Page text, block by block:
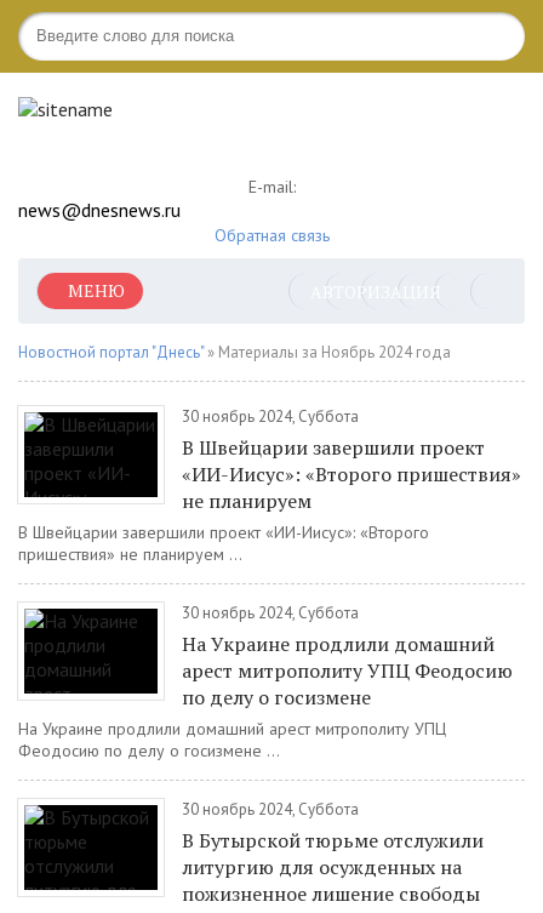
E-mail:
news@dnesnews.ru
Обратная связь
АВТОРИЗАЦИЯ
МЕНЮ
Новостной портал "Днесь"» Материалы за Ноябрь 2024 года
30 ноябрь 2024, Суббота
В Швейцарии завершили проект
«ИИ-Иисус»: «Второго пришествия»
не планируем
В Швейцарии завершили проект «ИИ-Иисус»: «Второго
пришествия» не планируем ...
30 ноябрь 2024, Суббота
На Украине продлили домашний
арест митрополиту УПЦ Феодосию
по делу о госизмене
На Украине продлили домашний арест митрополиту УПЦ
Феодосию по делу о госизмене ...
30 ноябрь 2024, Суббота
В Бутырской тюрьме отслужили
литургию для осужденных на
пожизненное лишение свободы